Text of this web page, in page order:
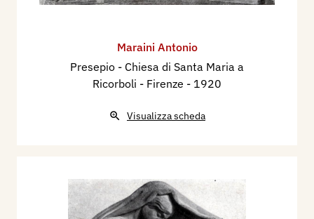
Maraini Antonio
Presepio - Chiesa di Santa Maria a
Ricorboli - Firenze - 1920
Visualizza scheda